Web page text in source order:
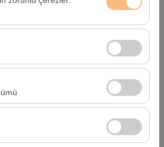
şekilde çalışması, güvenlik,
işlevler için gereklidir. Devre
kullanıldığını (ziyaretçi sayısı,
kullanıcı davranışları)
Bu veriler, web sitesi
kullanıcı deneyimini sürekli
uygun kişiselleştirilmiş
ve reklam kampanyalarımızın
tıklama oranı) ölçmemize
bırakacağım
09:00